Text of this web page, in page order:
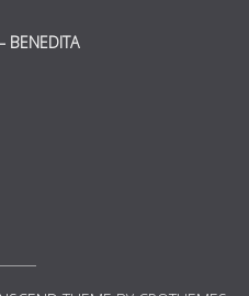
BENEDITA